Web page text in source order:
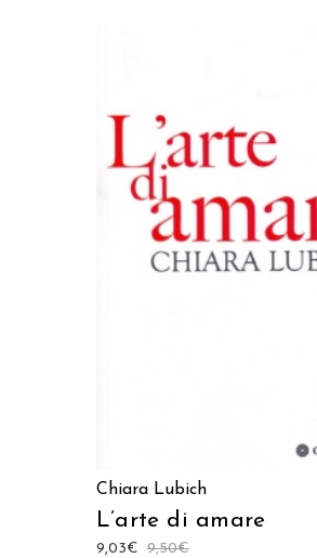
AGGIUNGI AL CARRELLO
Chiara Lubich
L’arte di amare
9,50€
9,03€